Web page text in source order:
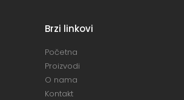
Brzi linkovi
Početna
Proizvodi
O nama
Kontakt